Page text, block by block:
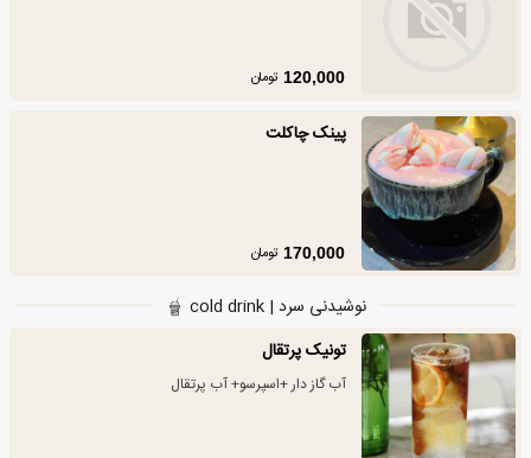
120,000 تومان
پینک چاکلت
170,000 تومان
نوشیدنی سرد | cold drink
تونیک پرتقال
آب گاز دار +اسپرسو+ آب پرتقال